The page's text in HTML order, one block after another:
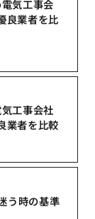
気工事会
良業者を比
工事会社
業者を比較
う時の基準